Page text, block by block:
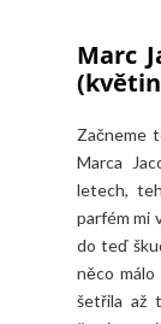
Marc
Začneme
Marca
letech,
parfém mi
do teď
něco
šetřila až